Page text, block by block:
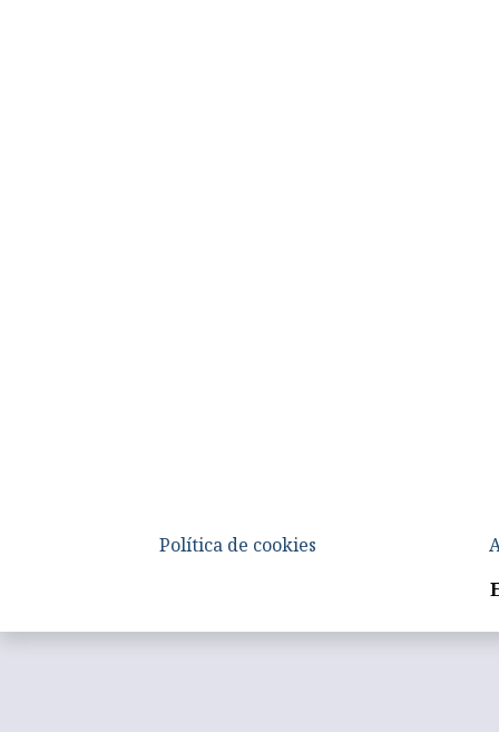
Política de cookies